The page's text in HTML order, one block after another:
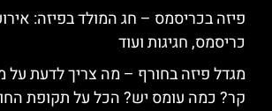
פיזה בכריסמס – חג המולד בפיזה:
כריסמס, חגיגות ועוד
מגדל פיזה בחורף – מה צריך לדעת על
קר? כמה עומס יש? הכל על תקופת